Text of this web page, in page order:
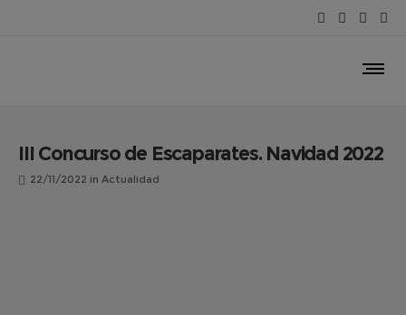
III Concurso de Escaparates. Navidad 2022
22/11/2022 in Actualidad